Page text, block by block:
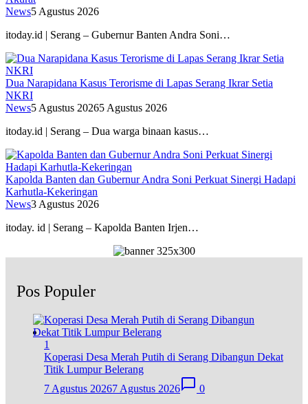
News5 Agustus 2026
itoday.id | Serang – Gubernur Banten Andra Soni…
Dua Narapidana Kasus Terorisme di Lapas Serang Ikrar Setia
NKRI
News5 Agustus 20265 Agustus 2026
itoday.id | Serang – Dua warga binaan kasus…
Kapolda Banten dan Gubernur Andra Soni Perkuat Sinergi Hadapi
Karhutla-Kekeringan
News3 Agustus 2026
itoday. id | Serang – Kapolda Banten Irjen…
Pos Populer
1
Koperasi Desa Merah Putih di Serang Dibangun Dekat
Titik Lumpur Belerang
7 Agustus 20267 Agustus 2026 0